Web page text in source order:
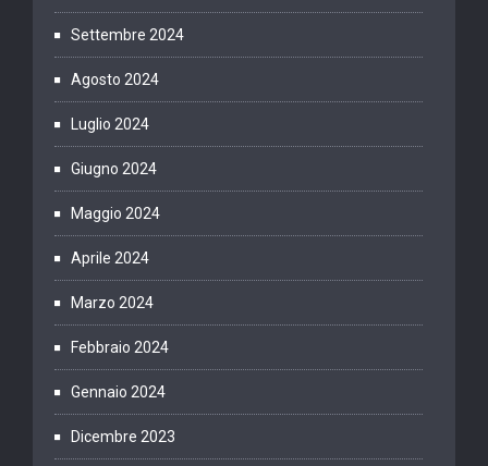
Settembre 2024
Agosto 2024
Luglio 2024
Giugno 2024
Maggio 2024
Aprile 2024
Marzo 2024
Febbraio 2024
Gennaio 2024
Dicembre 2023